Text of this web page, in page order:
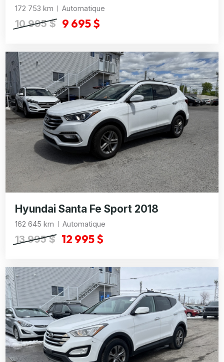
172 753 km Automatique
10 995 $ 9 695 $
Hyundai Santa Fe Sport 2018
162 645 km Automatique
13 995 $ 12 995 $